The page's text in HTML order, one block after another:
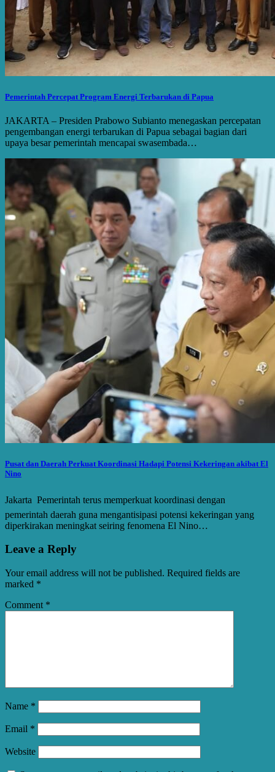
Pemerintah Percepat Program Energi Terbarukan di Papua
JAKARTA – Presiden Prabowo Subianto menegaskan percepatan
pengembangan energi terbarukan di Papua sebagai bagian dari
upaya besar pemerintah mencapai swasembada…
Pusat dan Daerah Perkuat Koordinasi Hadapi Potensi Kekeringan akibat El
Nino
Jakarta  Pemerintah terus memperkuat koordinasi dengan
pemerintah daerah guna mengantisipasi potensi kekeringan yang
diperkirakan meningkat seiring fenomena El Nino…
Leave a Reply
Your email address will not be published. Required fields are
marked *
Comment *
Name *
Email *
Website